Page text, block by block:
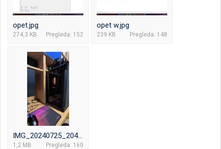
opet.jpg
274,3 KB Pregleda: 152
opet w.jpg
239 KB Pregleda: 148
IMG_20240725_204111.jpg
1,2 MB Pregleda: 160